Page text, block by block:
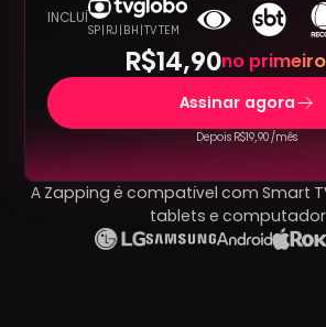
INCLUÍ
SP | RJ | BH | TV TEM
R$14,90no
Assinar agora
Depois R$19,90 /mês
A Zapping é compatível com Smart
tablets e